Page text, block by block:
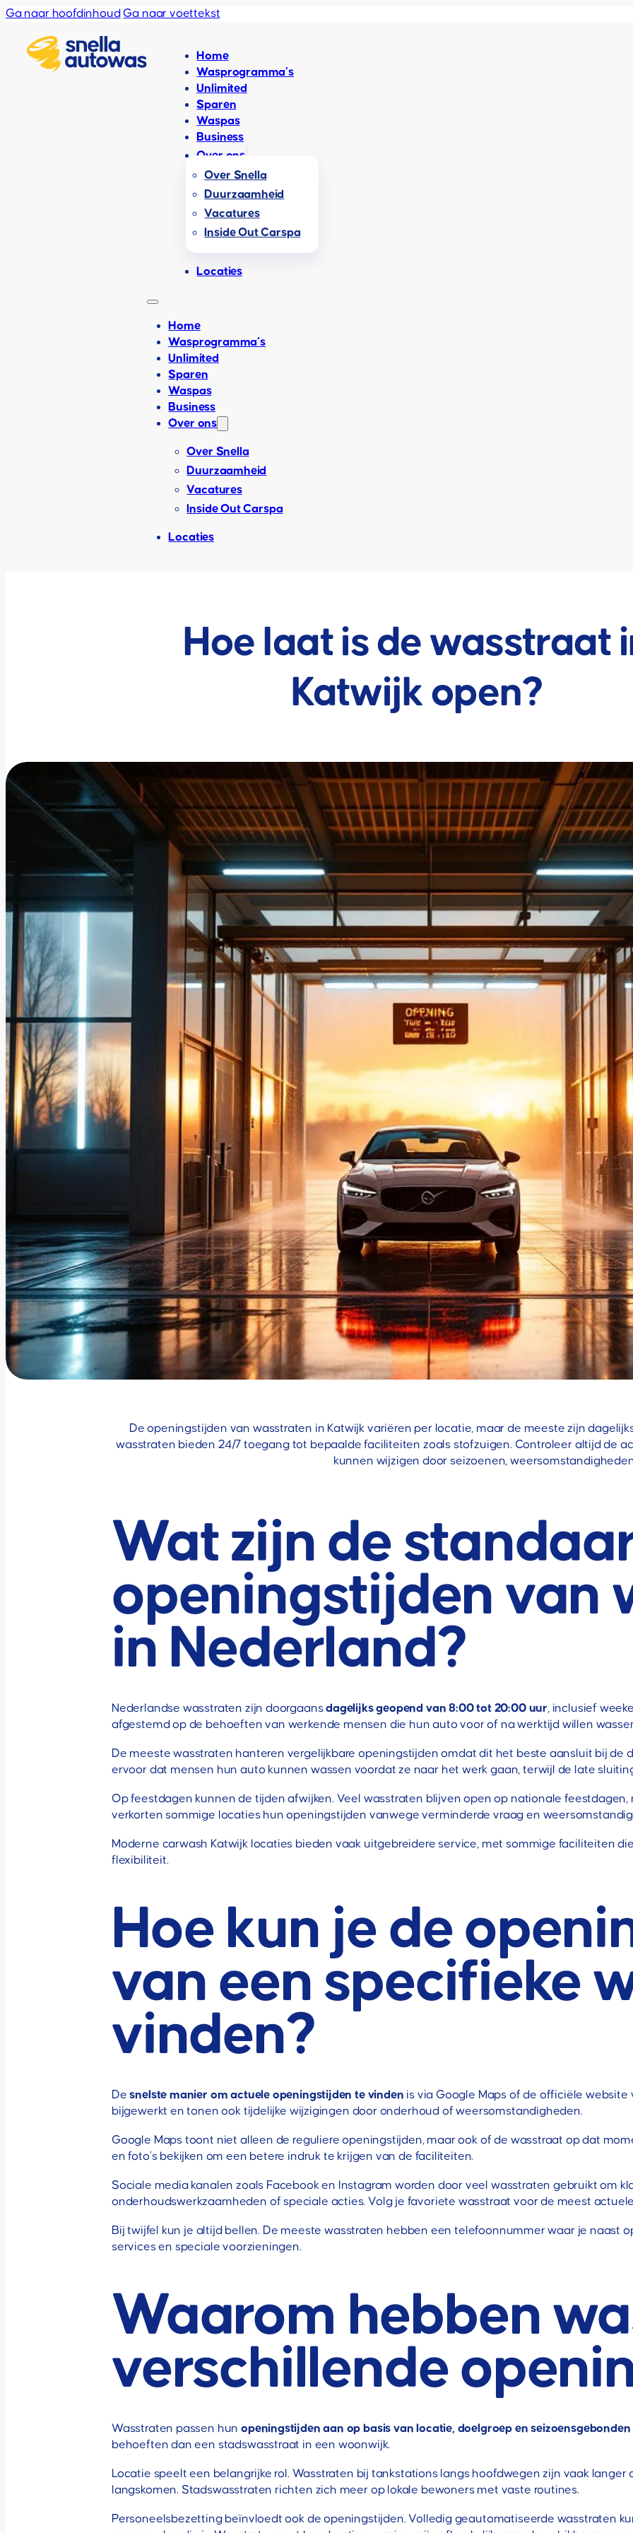
Ga naar hoofdinhoud Ga naar voettekst
Home
Wasprogramma’s
Unlimited
Sparen
Waspas
Business
Over ons
Over Snella
Duurzaamheid
Vacatures
Inside Out Carspa
Locaties
Home
Wasprogramma’s
Unlimited
Sparen
Waspas
Business
Over ons
Over Snella
Duurzaamheid
Vacatures
Inside Out Carspa
Locaties
Hoe laat is de wasstraat
Katwijk open?
De openingstijden van wasstraten in Katwijk variëren per locatie, maar de meeste zijn
wasstraten bieden 24/7 toegang tot bepaalde faciliteiten zoals stofzuigen. Controleer altijd de
kunnen wijzigen door seizoenen,
Wat zijn de
openingstijden van
in Nederland?
Nederlandse wasstraten zijn doorgaansdagelijks geopend van 8:00 tot 20:00 uur, inclusief
afgestemd op de behoeften van werkende mensen die hun auto voor of na werktijd willen
De meeste wasstraten hanteren vergelijkbare openingstijden omdat dit het beste aansluit bij de
ervoor dat mensen hun auto kunnen wassen voordat ze naar het werk gaan, terwijl de late
Op feestdagen kunnen de tijden afwijken. Veel wasstraten blijven open op nationale
verkorten sommige locaties hun openingstijden vanwege verminderde vraag en
Moderne carwash Katwijk locaties bieden vaak uitgebreidere service, met sommige faciliteiten
flexibiliteit.
Hoe kun je de
van een specifieke
vinden?
Desnelste manier om actuele openingstijden te vinden is via Google Maps of de officiële
bijgewerkt en tonen ook tijdelijke wijzigingen door onderhoud of weersomstandigheden.
Google Maps toont niet alleen de reguliere openingstijden, maar ook of de wasstraat op dat
en foto’s bekijken om een betere indruk te krijgen van de faciliteiten.
Sociale media kanalen zoals Facebook en Instagram worden door veel wasstraten gebruikt om
onderhoudswerkzaamheden of speciale acties. Volg je favoriete wasstraat voor de meest
Bij twijfel kun je altijd bellen. De meeste wasstraten hebben een telefoonnummer waar je naast
services en speciale voorzieningen.
Waarom hebben
verschillende
Wasstraten passen hunopeningstijden aan op basis van locatie, doelgroep en
behoeften dan een stadswasstraat in een woonwijk.
Locatie speelt een belangrijke rol. Wasstraten bij tankstations langs hoofdwegen zijn vaak
langskomen. Stadswasstraten richten zich meer op lokale bewoners met vaste routines.
Personeelsbezetting beïnvloedt ook de openingstijden. Volledig geautomatiseerde wasstraten